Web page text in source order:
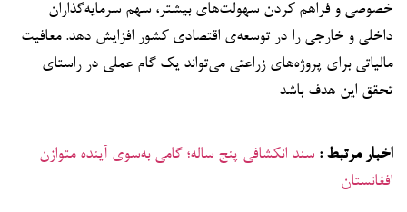
خصوصی و فراهم کردن سهولت‌های بیشتر، سهم سرمایه‌گذاران
داخلی و خارجی را در توسعه‌ی اقتصادی کشور افزایش دهد. معافیت
مالیاتی برای پروژه‌های زراعتی می‌تواند یک گام عملی در راستای
تحقق این هدف باشد
اخبار مرتبط : سند انکشافی پنج ساله؛ گامی به‌سوی آینده متوازن
افغانستان